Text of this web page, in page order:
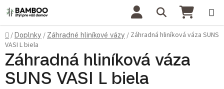
Prejsť na obsah Hľadať
Domov
/Doplnky / Záhradné hliníkové vázy / Záhradná hliníková váza SUNS
VASI L biela
Záhradná hliníková váza
SUNS VASI L biela